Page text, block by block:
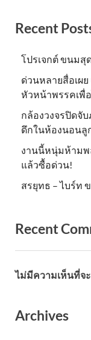
Recent
โปรเจกต์ ขนมสุ
ด่วนหลายสื่อเผ
หัวหน้าพรรคเพื่
กล้องวงจรปิดจั
ดึกในห้องนอนลู
งานนี้หนุ่มห้ามพ
แล้วซื้อด่วน!
สรยุทธ – ไบร์ท
Recent
ไม่มีความเห็นที่จ
Archives